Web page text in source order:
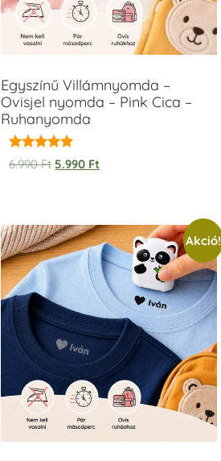
Egyszínű Villámnyomda –
Ovisjel nyomda – Pink Cica –
Ruhanyomda
Értékelés:
5.00
6.990Ft 5.990 Ft
Akció!